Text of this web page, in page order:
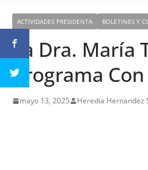
ACTIVIDADES PRESIDENTA BOLETINES Y
La Dra. María
programa
mayo 13, 2025 Heredia Hernandez